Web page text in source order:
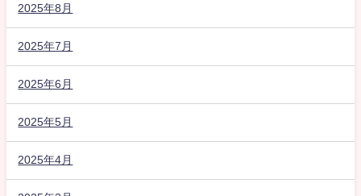
2025年8月
2025年7月
2025年6月
2025年5月
2025年4月